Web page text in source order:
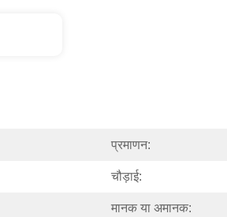
प्रमाणन:
चौड़ाई:
मानक या अमानक: